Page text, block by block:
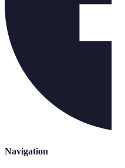
Navigation